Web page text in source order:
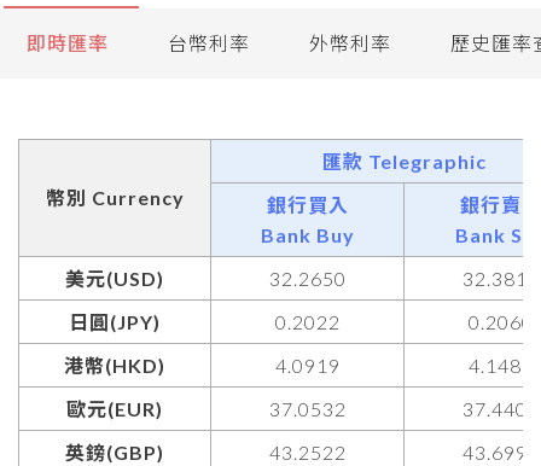
金融資訊
即時匯率 台幣利率 外幣利率 歷史匯率
幣別 Currency
匯款 Telegraphic
銀行買入
Bank Buy
銀行賣出
Bank
美元(USD)
32.2650
32.3810
日圓(JPY)
0.2022
0.2060
港幣(HKD)
4.0919
4.1488
歐元(EUR)
37.0532
37.4401
英鎊(GBP)
43.2522
43.6998